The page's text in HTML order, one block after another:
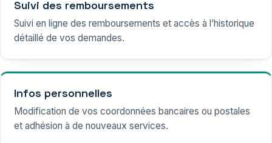
Suivi des remboursements
Suivi en ligne des remboursements et accès à l’historique
détaillé de vos demandes.
Infos personnelles
Modification de vos coordonnées bancaires ou postales
et adhésion à de nouveaux services.